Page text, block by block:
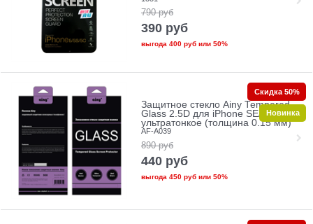
790 руб
390 руб
выгода 400 рубили 50%
Защитное стекло Ainy Tempered
Glass 2.5D для iPhone SE/5/5c/5s
ультратонкое (толщина 0.15 мм)
AF-A039
890 руб
440 руб
выгода 450 рубили 50%
Скидка 50%
Новинка